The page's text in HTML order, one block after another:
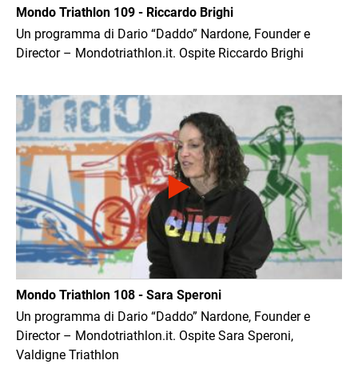
Mondo Triathlon 109 - Riccardo Brighi
Un programma di Dario “Daddo” Nardone, Founder e
Director – Mondotriathlon.it. Ospite Riccardo Brighi
Immagine
Mondo Triathlon 108 - Sara Speroni
Un programma di Dario “Daddo” Nardone, Founder e
Director – Mondotriathlon.it. Ospite Sara Speroni,
Valdigne Triathlon